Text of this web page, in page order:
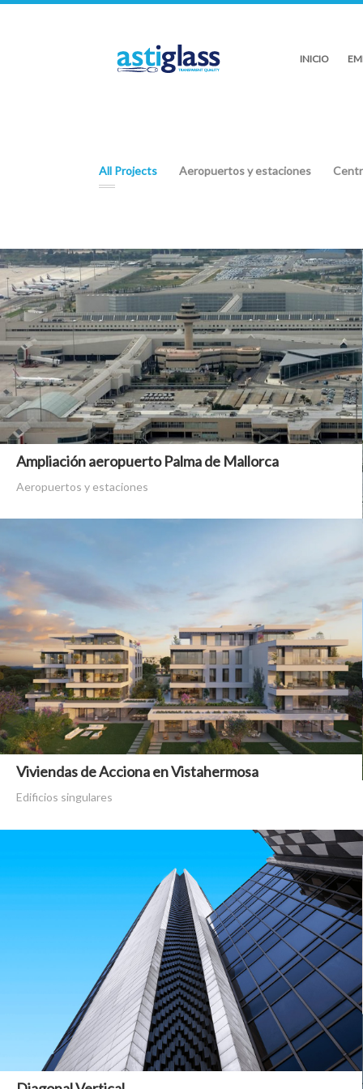
INICIO
All Projects Aeropuertos y estaciones
Ampliación aeropuerto Palma de Mallorca
Aeropuertos y estaciones
Viviendas de Acciona en Vistahermosa
Edificios singulares